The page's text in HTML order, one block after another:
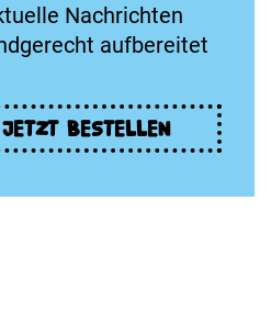
Nachrichten
aufbereitet
JETZT BESTELLEN